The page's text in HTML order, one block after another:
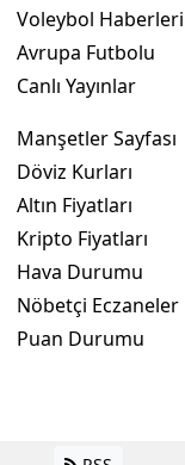
Voleybol Haberleri
Avrupa Futbolu
Canlı Yayınlar
Manşetler Sayfası
Döviz Kurları
Altın Fiyatları
Kripto Fiyatları
Hava Durumu
Nöbetçi Eczaneler
Puan Durumu